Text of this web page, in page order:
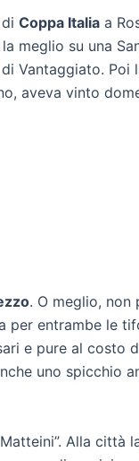
Coppa Italia a
meglio su una
Vantaggiato.
aveva vinto
. O meglio, non
per entrambe le
e pure al costo
uno spicchio
Alla città